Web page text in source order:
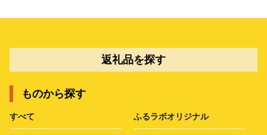
返礼品を探す
ものから探す
すべて ふるラボオリジナル